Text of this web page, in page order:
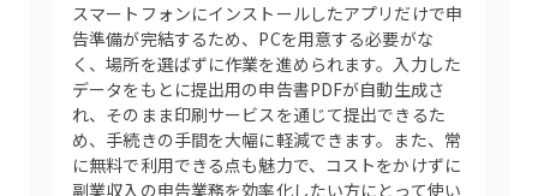
スマートフォンにインストールしたアプリだけで申
告準備が完結するため、PCを用意する必要がな
く、場所を選ばずに作業を進められます。入力した
データをもとに提出用の申告書PDFが自動生成さ
れ、そのまま印刷サービスを通じて提出できるた
め、手続きの手間を大幅に軽減できます。また、常
に無料で利用できる点も魅力で、コストをかけずに
副業収入の申告業務を効率化したい方にとって使い